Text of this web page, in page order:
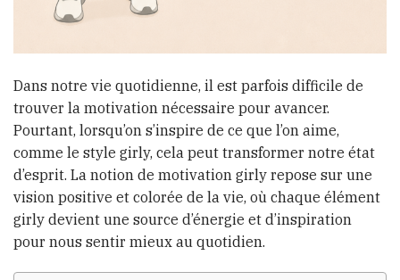
Dans notre vie quotidienne, il est parfois difficile de
trouver la motivation nécessaire pour avancer.
Pourtant, lorsqu’on s’inspire de ce que l’on aime,
comme le style girly, cela peut transformer notre état
d’esprit. La notion de motivation girly repose sur une
vision positive et colorée de la vie, où chaque élément
girly devient une source d’énergie et d’inspiration
pour nous sentir mieux au quotidien.